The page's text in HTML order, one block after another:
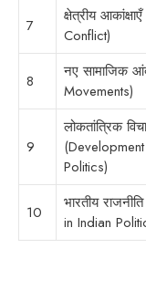
7
क्षेत्रीय
Conflict)
8
नए सामाजिक
Movements)
9
लोकतांत्रिक
Politics)
10
भारतीय
in Indian